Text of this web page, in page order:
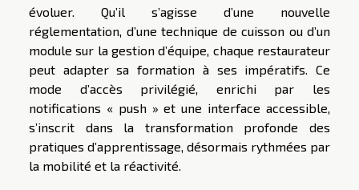
évoluer. Qu’il s’agisse d’une nouvelle
réglementation, d’une technique de cuisson ou d’un
module sur la gestion d’équipe, chaque restaurateur
peut adapter sa formation à ses impératifs. Ce
mode d’accès privilégié, enrichi par les
notifications « push » et une interface accessible,
s’inscrit dans la transformation profonde des
pratiques d’apprentissage, désormais rythmées par
la mobilité et la réactivité.